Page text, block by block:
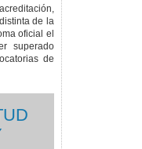
de la
oficial el
superado
de